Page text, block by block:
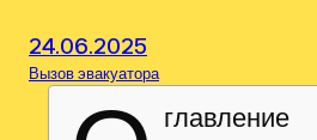
24.06.2025
Вызов эвакуатора
главление